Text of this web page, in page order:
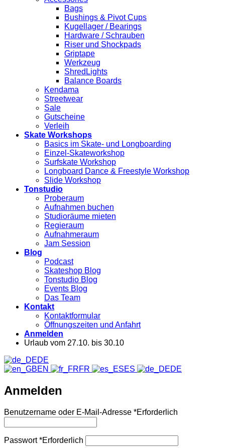
Bags
Bushings & Pivot Cups
Kugellager / Bearings
Hardware / Schrauben
Riser und Shockpads
Griptape
Werkzeug
ShredLights
Balance Boards
Kendama
Streetwear
Sale
Gutscheine
Verleih
Skate Workshops
Basics im Skate- und Longboarding
Einzel-Skateworkshop
Surfskate Workshop
Longboard Dance & Freestyle Workshop
Slide Workshop
Tonstudio
Proberaum
Aufnahmen buchen
Studioräume mieten
Regieraum
Aufnahmeraum
Jam Session
Blog
Podcast
Skateshop Blog
Tonstudio Blog
Events Blog
Das Team
Kontakt
Kontaktformular
Öffnungszeiten und Anfahrt
Anmelden
Urlaub vom 27.10. bis 30.10
DE
EN
FR ES DE
Anmelden
Benutzername oder E-Mail-Adresse *Erforderlich
Passwort*Erforderlich